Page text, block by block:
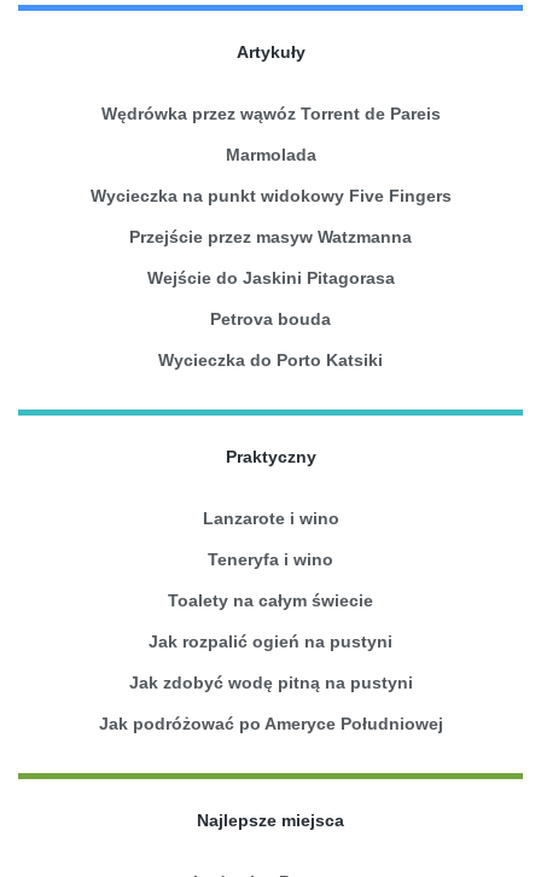
Artykuły
Wędrówka przez wąwóz Torrent de Pareis
Marmolada
Wycieczka na punkt widokowy Five Fingers
Przejście przez masyw Watzmanna
Wejście do Jaskini Pitagorasa
Petrova bouda
Wycieczka do Porto Katsiki
Praktyczny
Lanzarote i wino
Teneryfa i wino
Toalety na całym świecie
Jak rozpalić ogień na pustyni
Jak zdobyć wodę pitną na pustyni
Jak podróżować po Ameryce Południowej
Najlepsze miejsca